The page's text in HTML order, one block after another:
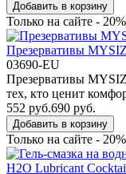
Добавить в корзину
Только на сайте - 20%
Презервативы
03690-EU
Презервативы
тех, кто ценит
552 руб.690 руб.
Добавить в корзину
Только на сайте - 20%